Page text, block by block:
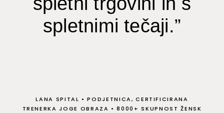
spletnimi tečaji.”
LANA SPITAL • PODJETNICA, CERTIFICIRANA
TRENERKA JOGE OBRAZA • 8000+ SKUPNOST ŽENSK